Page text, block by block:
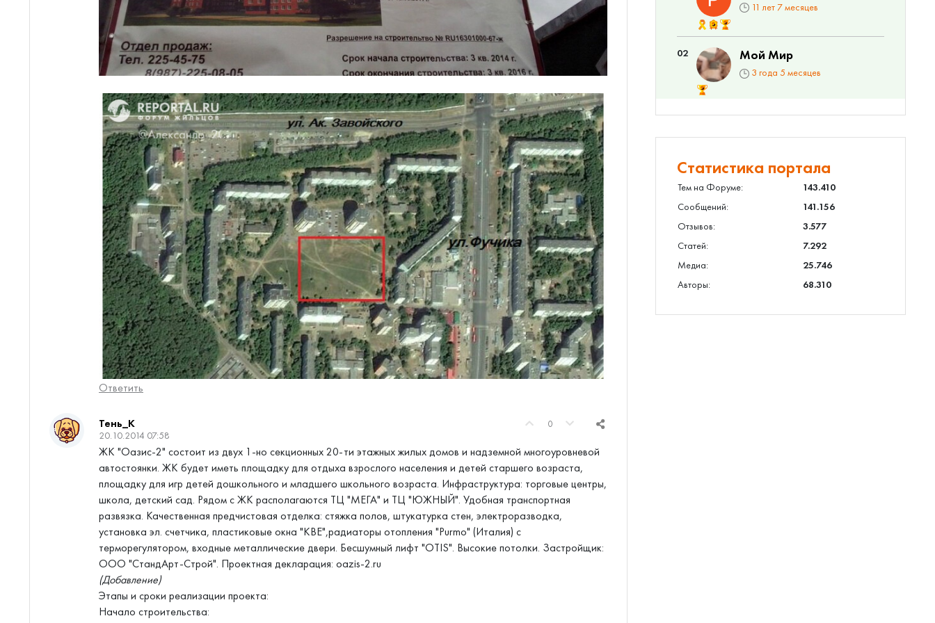
Ответить
0
Тень_К
20.10.2014 07:58
ЖК "Оазис-2" состоит из двух 1-но секционных 20-ти этажных жилых домов и надземной многоуровневой
автостоянки. ЖК будет иметь площадку для отдыха взрослого населения и детей старшего возраста,
площадку для игр детей дошкольного и младшего школьного возраста. Инфраструктура: торговые центры,
школа, детский сад. Рядом с ЖК располагаются ТЦ "МЕГА" и ТЦ "ЮЖНЫЙ". Удобная транспортная
развязка. Качественная предчистовая отделка: стяжка полов, штукатурка стен, электроразводка,
установка эл. счетчика, пластиковые окна "KBE",радиаторы отопления "Purmo" (Италия) с
терморегулятором, входные металлические двери. Бесшумный лифт "OTIS". Высокие потолки. Застройщик:
ООО "СтандАрт-Строй". Проектная декларация: oazis-2.ru
(Добавление)
Этапы и сроки реализации проекта:
Начало строительства:
11 лет 7 месяцев
02 Мой Мир
3 года 5 месяцев
Статистика портала
Тем на Форуме:
143.410
Сообщений:
141.156
Отзывов:
3.577
Статей:
7.292
Медиа:
25.746
Авторы:
68.310